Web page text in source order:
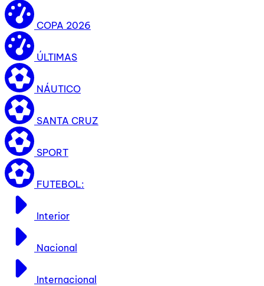
COPA 2026
ÚLTIMAS
NÁUTICO
SANTA CRUZ
SPORT
FUTEBOL:
Interior
Nacional
Internacional